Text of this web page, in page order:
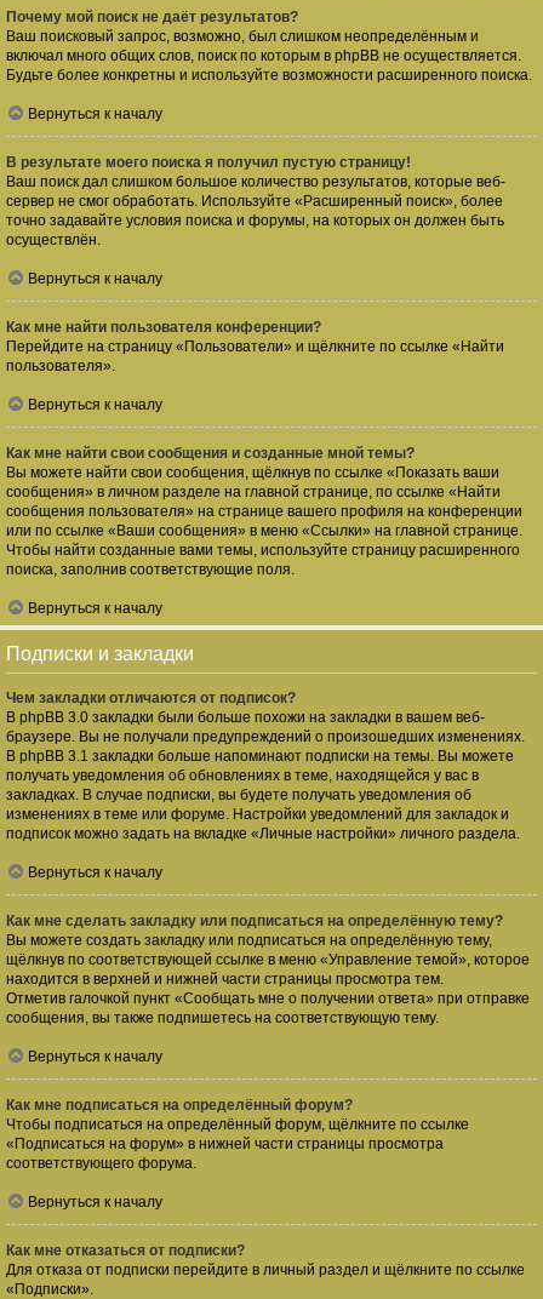
Почему мой поиск не даёт результатов?
Ваш поисковый запрос, возможно, был слишком неопределённым и
включал много общих слов, поиск по которым в phpBB не осуществляется.
Будьте более конкретны и используйте возможности расширенного поиска.
Вернуться к началу
В результате моего поиска я получил пустую страницу!
Ваш поиск дал слишком большое количество результатов, которые веб-
сервер не смог обработать. Используйте «Расширенный поиск», более
точно задавайте условия поиска и форумы, на которых он должен быть
осуществлён.
Вернуться к началу
Как мне найти пользователя конференции?
Перейдите на страницу «Пользователи» и щёлкните по ссылке «Найти
пользователя».
Вернуться к началу
Как мне найти свои сообщения и созданные мной темы?
Вы можете найти свои сообщения, щёлкнув по ссылке «Показать ваши
сообщения» в личном разделе на главной странице, по ссылке «Найти
сообщения пользователя» на странице вашего профиля на конференции
или по ссылке «Ваши сообщения» в меню «Ссылки» на главной странице.
Чтобы найти созданные вами темы, используйте страницу расширенного
поиска, заполнив соответствующие поля.
Вернуться к началу
Подписки и закладки
Чем закладки отличаются от подписок?
В phpBB 3.0 закладки были больше похожи на закладки в вашем веб-
браузере. Вы не получали предупреждений о произошедших изменениях.
В phpBB 3.1 закладки больше напоминают подписки на темы. Вы можете
получать уведомления об обновлениях в теме, находящейся у вас в
закладках. В случае подписки, вы будете получать уведомления об
изменениях в теме или форуме. Настройки уведомлений для закладок и
подписок можно задать на вкладке «Личные настройки» личного раздела.
Вернуться к началу
Как мне сделать закладку или подписаться на определённую тему?
Вы можете создать закладку или подписаться на определённую тему,
щёлкнув по соответствующей ссылке в меню «Управление темой», которое
находится в верхней и нижней части страницы просмотра тем.
Отметив галочкой пункт «Сообщать мне о получении ответа» при отправке
сообщения, вы также подпишетесь на соответствующую тему.
Вернуться к началу
Как мне подписаться на определённый форум?
Чтобы подписаться на определённый форум, щёлкните по ссылке
«Подписаться на форум» в нижней части страницы просмотра
соответствующего форума.
Вернуться к началу
Как мне отказаться от подписки?
Для отказа от подписки перейдите в личный раздел и щёлкните по ссылке
«Подписки».